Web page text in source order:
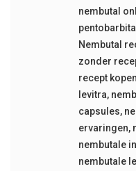
nembutal
Nembutal
zonder
recept kopen
levitra,
capsules,
ervaringen,
nembutale
nembutale